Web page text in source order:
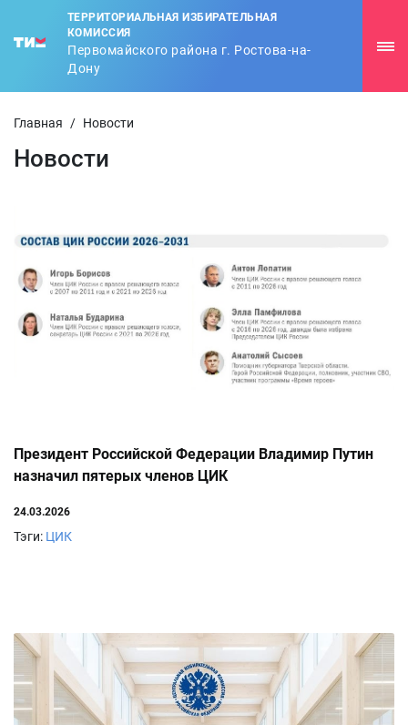
ТЕРРИТОРИАЛЬНАЯ ИЗБИРАТЕЛЬНАЯ
КОМИССИЯ
Первомайского района г. Ростова-на-
Дону
Главная / Новости
Новости
Президент Российской Федерации Владимир Путин
назначил пятерых членов ЦИК
24.03.2026
Тэги: ЦИК